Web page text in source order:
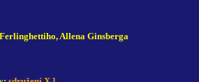
Allena Ginsberga